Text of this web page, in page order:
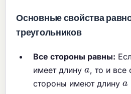
Основные свойства
треугольников
Все стороны равны:
имеет длинуa, то и все
стороны имеют длинуa